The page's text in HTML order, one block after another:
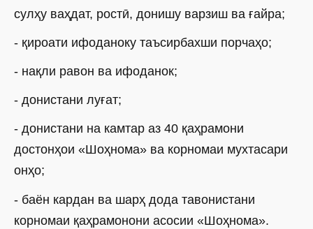
сулҳу ваҳдат, ростӣ, донишу варзиш ва ғайра;
- қироати ифоданоку таъсирбахши порчаҳо;
- нақли равон ва ифоданок;
- донистани луғат;
- донистани на камтар аз 40 қаҳрамони
достонҳои «Шоҳнома» ва корномаи мухтасари
онҳо;
- баён кардан ва шарҳ дода тавонистани
корномаи қаҳрамонони асосии «Шоҳнома».